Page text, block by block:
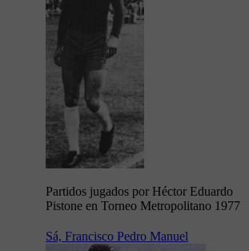
Partidos jugados por Héctor Eduardo
Pistone en Torneo Metropolitano 1977
Sá, Francisco Pedro Manuel